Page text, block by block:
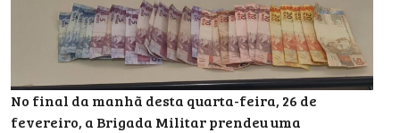
No final da manhã desta quarta-feira, 26 de
fevereiro, a Brigada Militar prendeu uma